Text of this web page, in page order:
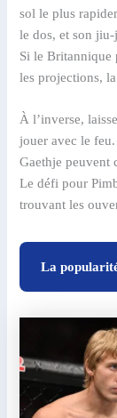
sol le plus
le dos, et son
Si le Britannique
les projections,
À l’inverse,
jouer avec le
Gaethje peuvent
Le défi pour
trouvant les
La